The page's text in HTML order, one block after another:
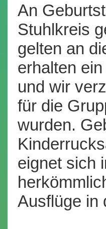
An
Stuhlkreis
gelten an
erhalten
und wir
für die
wurden.
eignet sich
Ausflüge in